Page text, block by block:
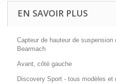
EN SAVOIR PLUS
Capteur de hauteur de
Bearmach
Avant, côté gauche
Discovery Sport - tous modèles et